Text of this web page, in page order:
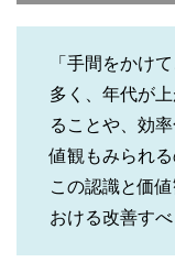
「手間をかけ
多く、年代が
ることや、効
値観もみられる
この認識と価
おける改善す